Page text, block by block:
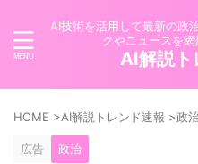
AI技術を活用して最新の政
クやニュースを網
AI解説ト
HOME >AI解説トレンド速報 >政
広告 政治